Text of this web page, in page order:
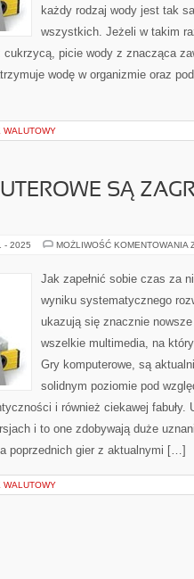
każdy rodzaj wody jest tak
wszystkich. Jeżeli w takim
picie wody z znacząca
wodę w organizmie oraz
WALUTOWY
SĄ
- 2025 MOŻLIWOŚĆ KOMENTOWANIA
Jak zapełnić sobie czas za
wyniku systematycznego
ukazują się znacznie
wszelkie multimedia, na
Gry komputerowe, są
solidnym poziomie pod
i również ciekawej fabuły.
i to one zdobywają duże
poprzednich gier z aktualnymi […]
WALUTOWY